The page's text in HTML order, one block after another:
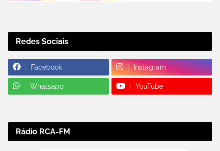
Redes Sociais
Facebook Instagram
Whatsapp YouTube
Rádio RCA-FM